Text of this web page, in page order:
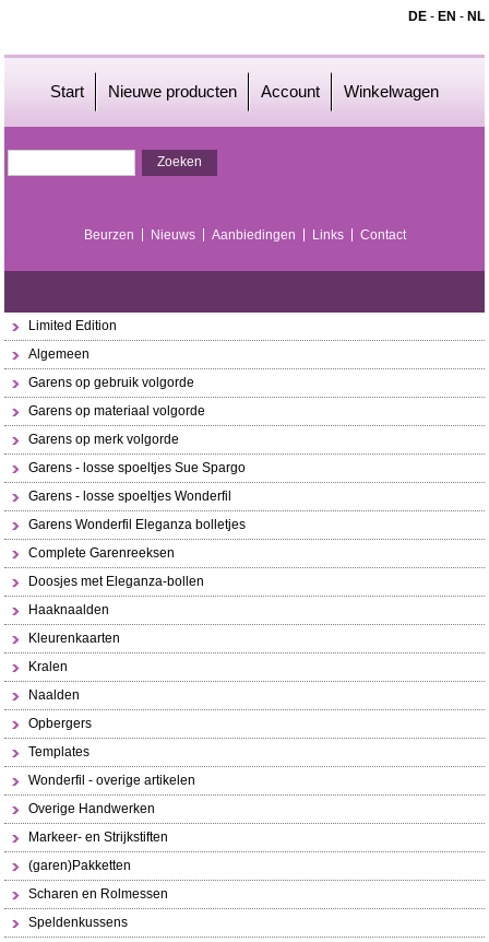
DE- EN - NL
Start Nieuwe producten Account Winkelwagen
Beurzen Nieuws Aanbiedingen Links Contact
Limited Edition
Algemeen
Garens op gebruik volgorde
Garens op materiaal volgorde
Garens op merk volgorde
Garens - losse spoeltjes Sue Spargo
Garens - losse spoeltjes Wonderfil
Garens Wonderfil Eleganza bolletjes
Complete Garenreeksen
Doosjes met Eleganza-bollen
Haaknaalden
Kleurenkaarten
Kralen
Naalden
Opbergers
Templates
Wonderfil - overige artikelen
Overige Handwerken
Markeer- en Strijkstiften
(garen)Pakketten
Scharen en Rolmessen
Speldenkussens